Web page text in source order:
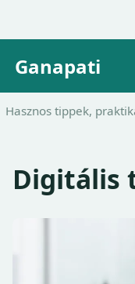
Ganapati
Hasznos tippek,
Digitális